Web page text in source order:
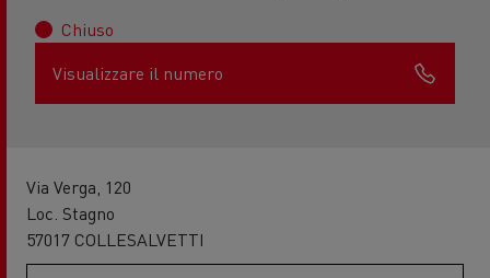
Chiuso
Visualizzare il numero
Via Verga, 120
Loc. Stagno
57017 COLLESALVETTI